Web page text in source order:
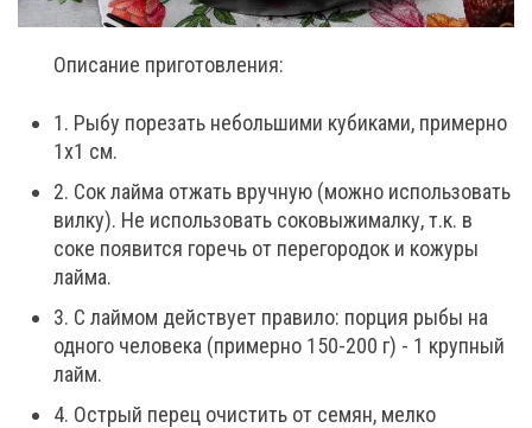
Описание приготовления:
1. Рыбу порезать небольшими кубиками, примерно
1х1 см.
2. Сок лайма отжать вручную (можно использовать
вилку). Не использовать соковыжималку, т.к. в
соке появится горечь от перегородок и кожуры
лайма.
3. С лаймом действует правило: порция рыбы на
одного человека (примерно 150-200 г) - 1 крупный
лайм.
4. Острый перец очистить от семян, мелко